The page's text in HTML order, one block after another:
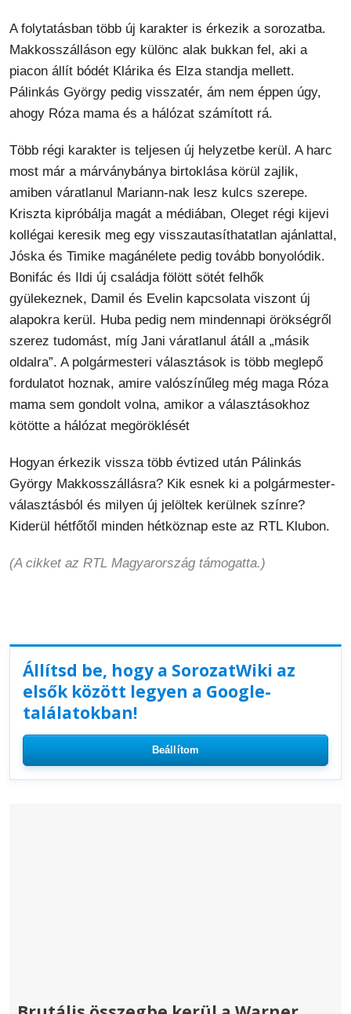
A folytatásban több új karakter is érkezik a sorozatba.
Makkosszálláson egy különc alak bukkan fel, aki a
piacon állít bódét Klárika és Elza standja mellett.
Pálinkás György pedig visszatér, ám nem éppen úgy,
ahogy Róza mama és a hálózat számított rá.
Több régi karakter is teljesen új helyzetbe kerül. A harc
most már a márványbánya birtoklása körül zajlik,
amiben váratlanul Mariann-nak lesz kulcs szerepe.
Kriszta kipróbálja magát a médiában, Oleget régi kijevi
kollégai keresik meg egy visszautasíthatatlan ajánlattal,
Jóska és Timike magánélete pedig tovább bonyolódik.
Bonifác és Ildi új családja fölött sötét felhők
gyülekeznek, Damil és Evelin kapcsolata viszont új
alapokra kerül. Huba pedig nem mindennapi örökségről
szerez tudomást, míg Jani váratlanul átáll a „másik
oldalra”. A polgármesteri választások is több meglepő
fordulatot hoznak, amire valószínűleg még maga Róza
mama sem gondolt volna, amikor a választásokhoz
kötötte a hálózat megöröklését
Hogyan érkezik vissza több évtized után Pálinkás
György Makkosszállásra? Kik esnek ki a polgármester-
választásból és milyen új jelöltek kerülnek színre?
Kiderül hétfőtől minden hétköznap este az RTL Klubon.
(A cikket az RTL Magyarország támogatta.)
Állítsd be, hogy a SorozatWiki az
elsők között legyen a Google-
találatokban!
Beállítom